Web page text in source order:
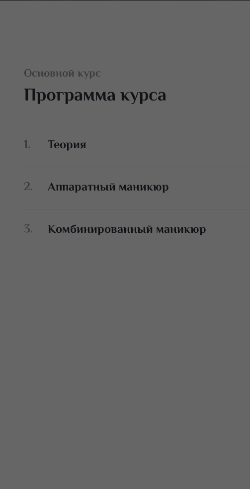
Основной курс
Программа курса
Теория
Классификация аппаратов и фрез
Аппаратный маникюр
Отработка на модели
Комбинированный маникюр